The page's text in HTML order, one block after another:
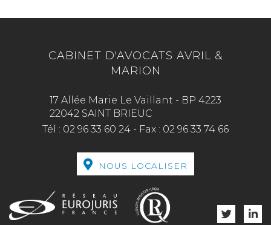
CABINET D'AVOCATS AVRIL &
MARION
17 Allée Marie Le Vaillant - BP 4223
22042 SAINT BRIEUC
Tél : 02 96 33 60 24 - Fax : 02 96 33 74 66
NOUS LOCALISER